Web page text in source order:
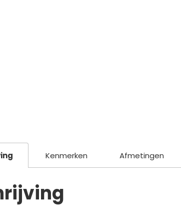
Kenmerken Afmetingen